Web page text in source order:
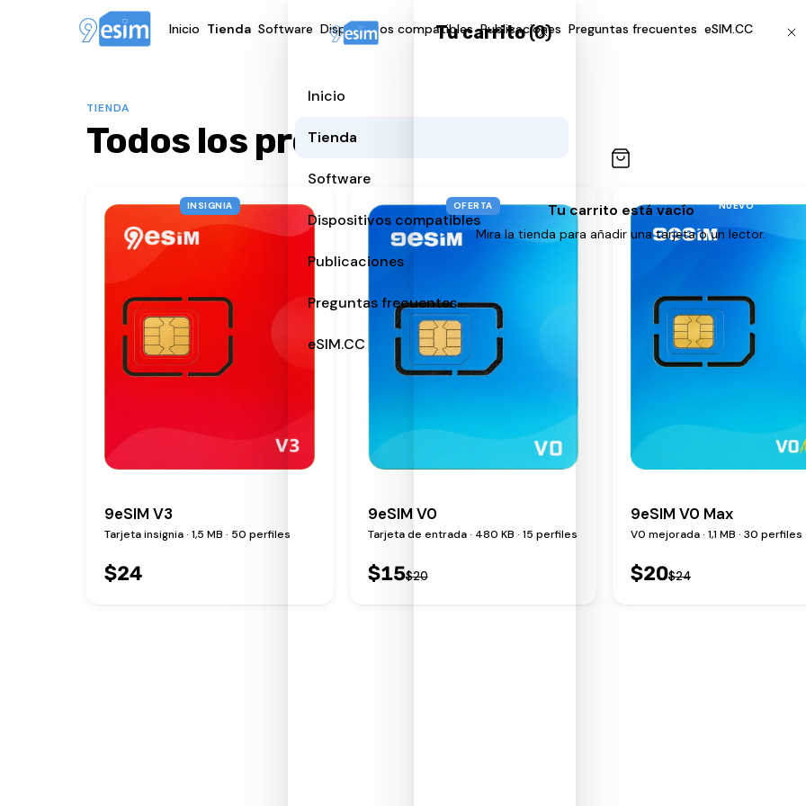
Inicio Tienda Software Dispositivos compatibles Publicaciones Preguntas frecuentes eSIM.CC
Inicio
Tienda
Software
Dispositivos compatibles
Publicaciones
Preguntas frecuentes
eSIM.CC
TIENDA
Todos los productos
INSIGNIA
9eSIM V3
Tarjeta insignia · 1,5 MB · 50 perfiles
$24
OFERTA
9eSIM V0
Tarjeta de entrada · 480 KB · 15 perfiles
$15$20
NUEVO
9eSIM V0 Max
V0 mejorada · 1,1 MB · 30 perfiles
$20$24
Tu carrito(0)
Tu carrito está vacío
Mira la tienda para añadir una tarjeta o un lector.